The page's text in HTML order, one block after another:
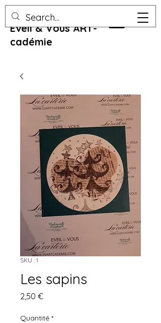
Eveil & Vous ART-
cadémie
SKU : 1
Les sapins
2,50 €Prix
Quantité *